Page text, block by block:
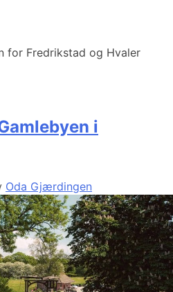
for Fredrikstad og Hvaler
i
Oda Gjærdingen